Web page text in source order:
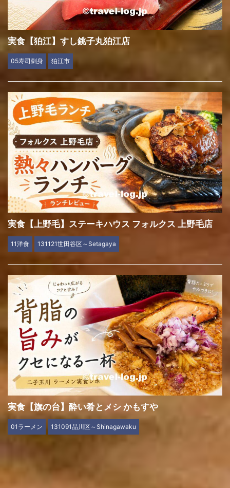
実食【狛江】すし銚子丸狛江店
05寿司刺身 狛江市
実食【上野毛】ステーキハウス フォルクス 上野毛店
11洋食 131121世田谷区～Setagaya
実食【旗の台】酔い肴とメシ かもすや
01ラーメン 131091品川区～Shinagawaku